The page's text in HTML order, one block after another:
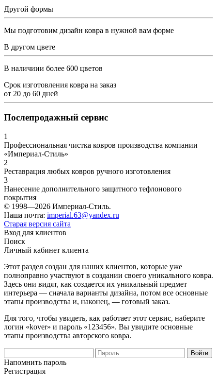
Другой формы
Мы подготовим дизайн ковра в нужной вам форме
В другом цвете
В наличиии более 600 цветов
Срок изготовления ковра на заказ
от 20 до 60 дней
Послепродажный сервис
1
Профессиональная чистка ковров производства компании
«Империал-Стиль»
2
Реставрация любых ковров ручного изготовления
3
Нанесение дополнительного защитного тефлонового
покрытия
© 1998—2026 Империал-Стиль.
Наша почта: imperial.63@yandex.ru
Старая версия сайта
Вход для клиентов
Поиск
Личный кабинет клиента
Этот раздел создан для наших клиентов, которые уже
полноправно участвуют в создании своего уникального ковра.
Здесь они видят, как создается их уникальный предмет
интерьера — сначала варианты дизайна, потом все основные
этапы производства и, наконец, — готовый заказ.
Для того, чтобы увидеть, как работает этот сервис, наберите
логин «kover» и пароль «123456». Вы увидите основные
этапы производства авторского ковра.
Напомнить пароль
Регистрация